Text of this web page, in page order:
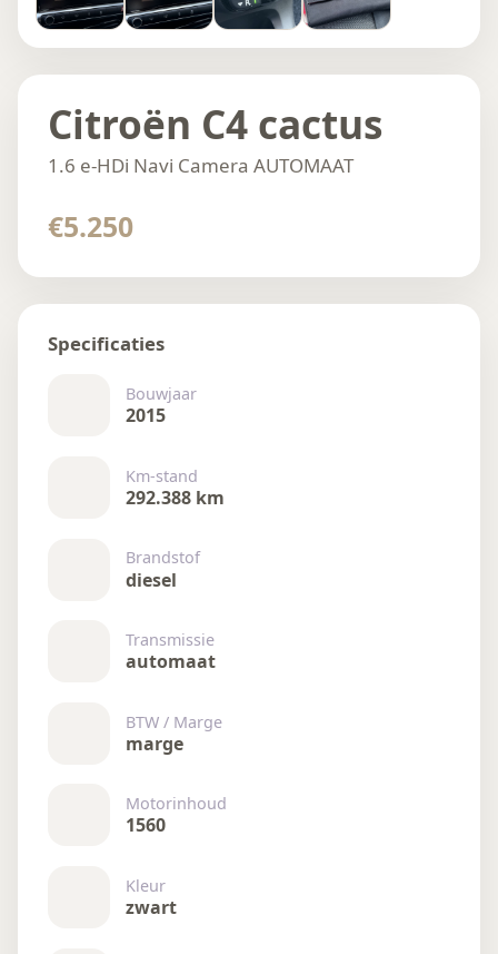
Citroën C4 cactus
1.6 e-HDi Navi Camera AUTOMAAT
€5.250
Specificaties
Bouwjaar
2015
Km-stand
292.388 km
Brandstof
diesel
Transmissie
automaat
BTW / Marge
marge
Motorinhoud
1560
Kleur
zwart